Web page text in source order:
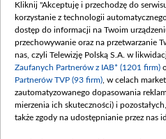
Procedura
Kliknij "Akceptuję i przechodzę do
korzystanie z technologii
dostęp do informacji na Twoim
przechowywanie oraz na przetwarzanie
nas, czyli Telewizję Polską S.A. w
Zaufanych Partnerów z IAB* (1201 firm)
Partnerów TVP (93 firm) , w celach
zautomatyzowanego dopasowania
mierzenia ich skuteczności) i
także zgody na udostępnianie przez nas